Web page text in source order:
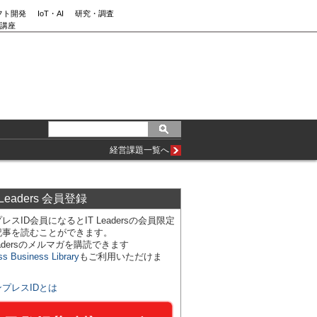
ト開発 IoT・AI
研究・調査
座
経営課題一覧へ
会員登録
スID会員になるとIT Leadersの会員限定
を読むことができます。
のメルマガを購読できます
Business Libraryもご利用いただけま
プレスIDとは